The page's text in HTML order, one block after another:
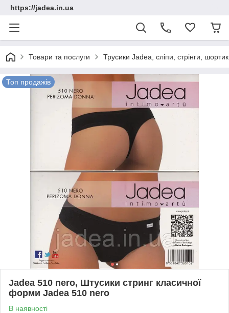
https://jadea.in.ua
Товари та послуги Трусики Jadea, сліпи, стрінги,
Топ продажів
Jadea 510 nero, Штусики стринг класичної
форми Jadea 510 nero
В наявності